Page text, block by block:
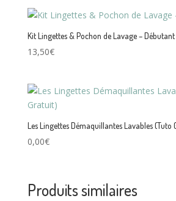
65,00€
Kit Lingettes & Pochon de Lavage – Débutant
13,50€
Les Lingettes Démaquillantes Lavables (Tuto
0,00€
Produits similaires